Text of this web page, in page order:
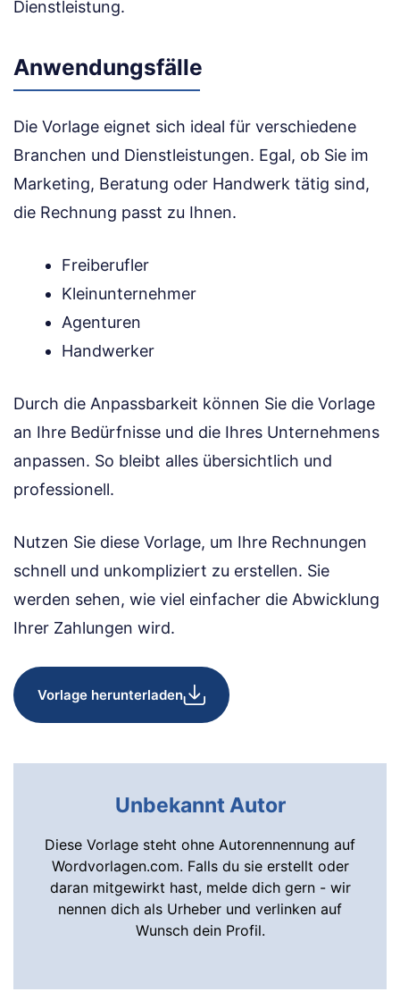
Dienstleistung.
Anwendungsfälle
Die Vorlage eignet sich ideal für verschiedene
Branchen und Dienstleistungen. Egal, ob Sie im
Marketing, Beratung oder Handwerk tätig sind,
die Rechnung passt zu Ihnen.
Freiberufler
Kleinunternehmer
Agenturen
Handwerker
Durch die Anpassbarkeit können Sie die Vorlage
an Ihre Bedürfnisse und die Ihres Unternehmens
anpassen. So bleibt alles übersichtlich und
professionell.
Nutzen Sie diese Vorlage, um Ihre Rechnungen
schnell und unkompliziert zu erstellen. Sie
werden sehen, wie viel einfacher die Abwicklung
Ihrer Zahlungen wird.
Vorlage herunterladen
Unbekannt Autor
Diese Vorlage steht ohne Autorennennung auf
Wordvorlagen.com. Falls du sie erstellt oder
daran mitgewirkt hast, melde dich gern - wir
nennen dich als Urheber und verlinken auf
Wunsch dein Profil.